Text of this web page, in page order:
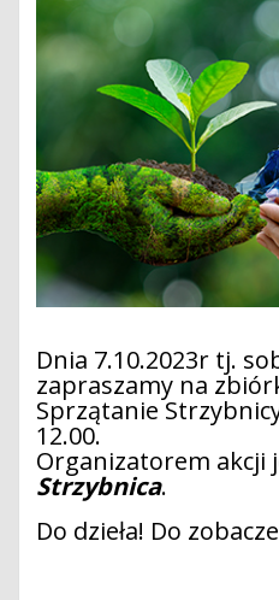
Dnia 7.10.2023r tj.
zapraszamy na
Sprzątanie
12.00.
Organizatorem akcji
Strzybnica.
Do dzieła! Do